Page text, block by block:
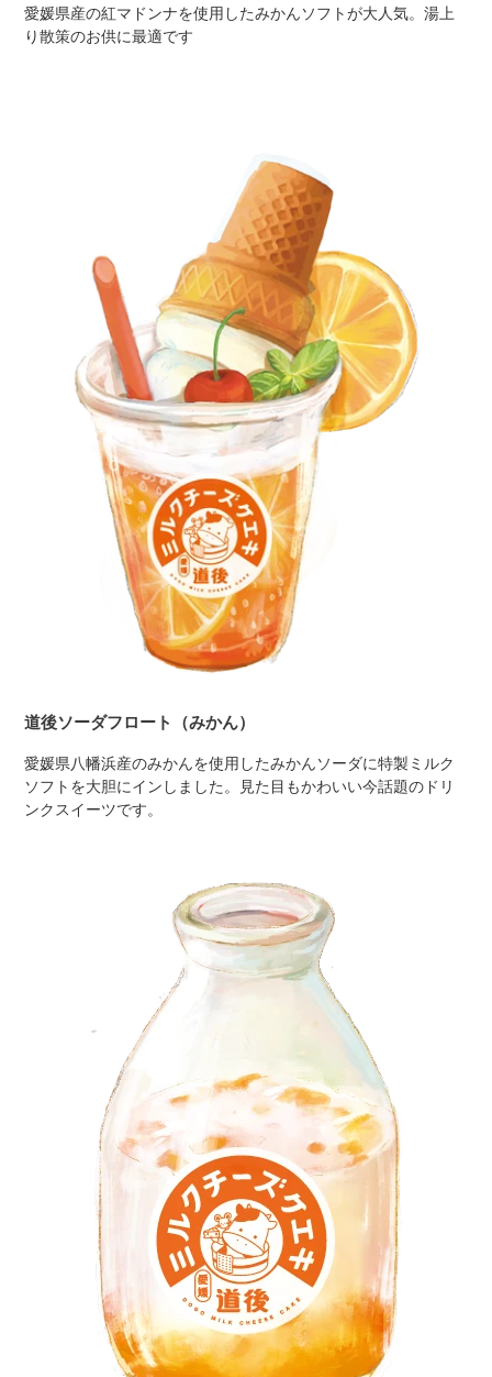
愛媛県産の紅マドンナを使用したみかんソフトが大人気。湯上
り散策のお供に最適です
道後ソーダフロート（みかん）
愛媛県八幡浜産のみかんを使用したみかんソーダに特製ミルク
ソフトを大胆にインしました。見た目もかわいい今話題のドリ
ンクスイーツです。